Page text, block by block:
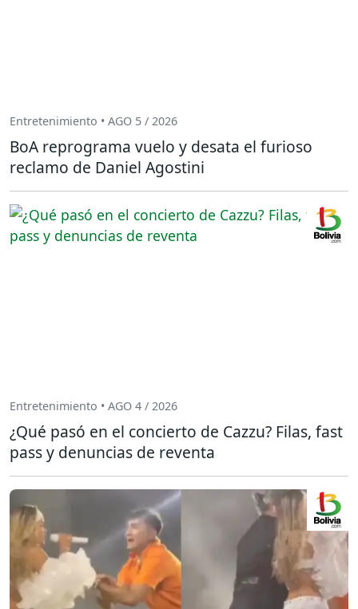
Entretenimiento • AGO 5 / 2026
BoA reprograma vuelo y desata el furioso
reclamo de Daniel Agostini
Entretenimiento • AGO 4 / 2026
¿Qué pasó en el concierto de Cazzu? Filas, fast
pass y denuncias de reventa